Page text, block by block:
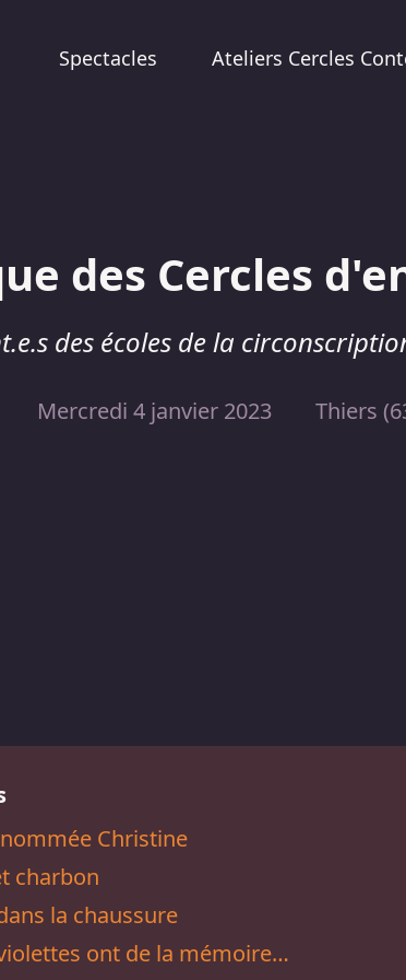
Spectacles Ateliers Cercles
des Cercles
des écoles de la
Mercredi 4 janvier 2023 Thiers
Christine
charbon
la chaussure
ont de la mémoire…